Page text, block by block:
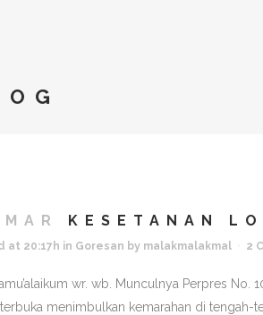
KESETANAN
at 20:17h in Goresan by malakmalakmal 2
wr. wb. Munculnya Perpres
menimbulkan kemarahan di tengah-